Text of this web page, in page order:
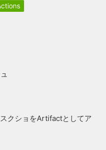
クショをArtifactとしてア